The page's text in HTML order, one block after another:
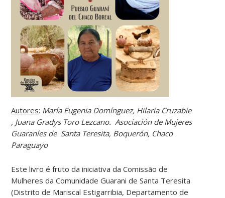
Autores: María Eugenia Domínguez, Hilaria Cruzabie
, Juana Gradys Toro Lezcano. Asociación de Mujeres
Guaraníes de Santa Teresita, Boquerón, Chaco
Paraguayo
Este livro é fruto da iniciativa da Comissão de
Mulheres da Comunidade Guarani de Santa Teresita
(Distrito de Mariscal Estigarribia, Departamento de